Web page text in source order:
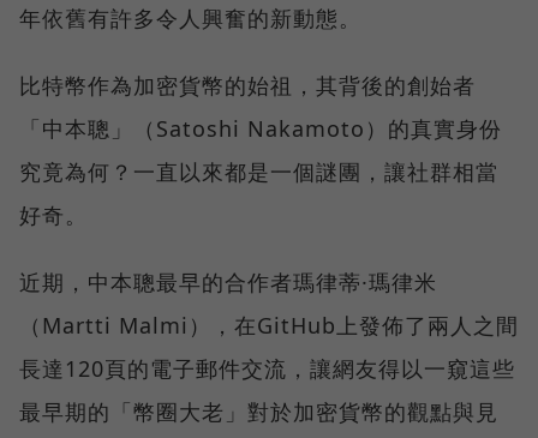
年依舊有許多令人興奮的新動態。
比特幣作為加密貨幣的始祖，其背後的創始者
「中本聰」（Satoshi Nakamoto）的真實身份
究竟為何？一直以來都是一個謎團，讓社群相當
好奇。
近期，中本聰最早的合作者瑪律蒂·瑪律米
（Martti Malmi），在GitHub上發佈了兩人之間
長達120頁的電子郵件交流，讓網友得以一窺這些
最早期的「幣圈大老」對於加密貨幣的觀點與見